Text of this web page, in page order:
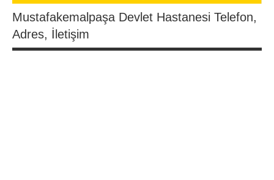
Mustafakemalpaşa Devlet Hastanesi Telefon,
Adres, İletişim